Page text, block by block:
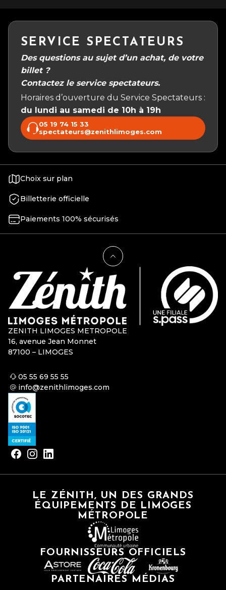
SERVICE SPECTATEURS
Des questions au sujet d’un achat, de votre
billet ?
Contactez le service spectateurs.
Horaires d’ouverture du Service Spectateurs :
du lundi au samedi de 10h à 19h
05 19 74 15 33
spectateurs@zenithlimoges.com
Choix sur plan
Billetterie officielle
Paiements 100% sécurisés
ZENITH LIMOGES METROPOLE
16, avenue Jean Monnet
87100 – LIMOGES
05 55 69 55 55
info@zenithlimoges.com
LE ZÉNITH, UN DES GRANDS
ÉQUIPEMENTS DE LIMOGES
MÉTROPOLE
FOURNISSEURS OFFICIELS
PARTENAIRES MÉDIAS